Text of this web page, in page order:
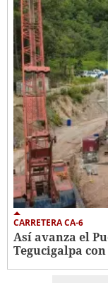
CARRETERA CA-6
Así avanza el
Tegucigalpa